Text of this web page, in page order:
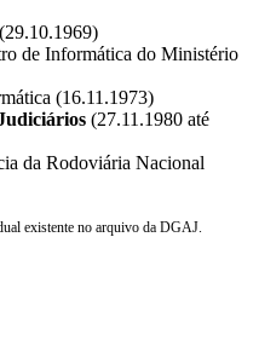
de Informática do Ministério
(16.11.1973)
(27.11.1980 até
da Rodoviária Nacional
existente no arquivo da DGAJ.